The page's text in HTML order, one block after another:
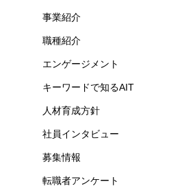
事業紹介
職種紹介
エンゲージメント
キーワードで知るAIT
人材育成方針
社員インタビュー
募集情報
転職者アンケート